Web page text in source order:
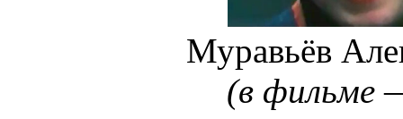
Муравьёв
(в фильме